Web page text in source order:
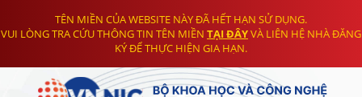
TÊN MIỀN CỦA WEBSITE NÀY ĐÃ HẾT HẠN SỬ DỤNG.
VUI LÒNG TRA CỨU THÔNG TIN TÊN MIỀN TẠI ĐÂYVÀ LIÊN HỆ NHÀ ĐĂNG
KÝ ĐỂ THỰC HIỆN GIA HẠN.